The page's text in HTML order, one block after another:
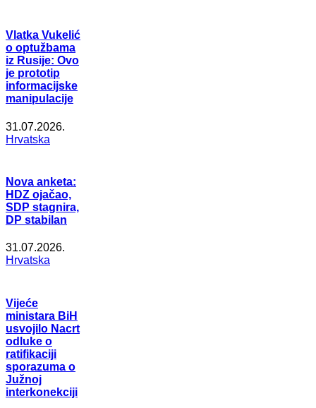
Vlatka Vukelić
o optužbama
iz Rusije: Ovo
je prototip
informacijske
manipulacije
31.07.2026.
Hrvatska
Nova anketa:
HDZ ojačao,
SDP stagnira,
DP stabilan
31.07.2026.
Hrvatska
Vijeće
ministara BiH
usvojilo Nacrt
odluke o
ratifikaciji
sporazuma o
Južnoj
interkonekciji